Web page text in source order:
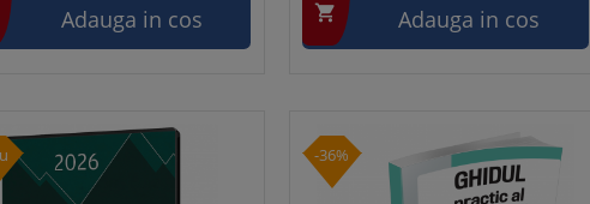
Adauga in cos  Adauga in cos
-36%